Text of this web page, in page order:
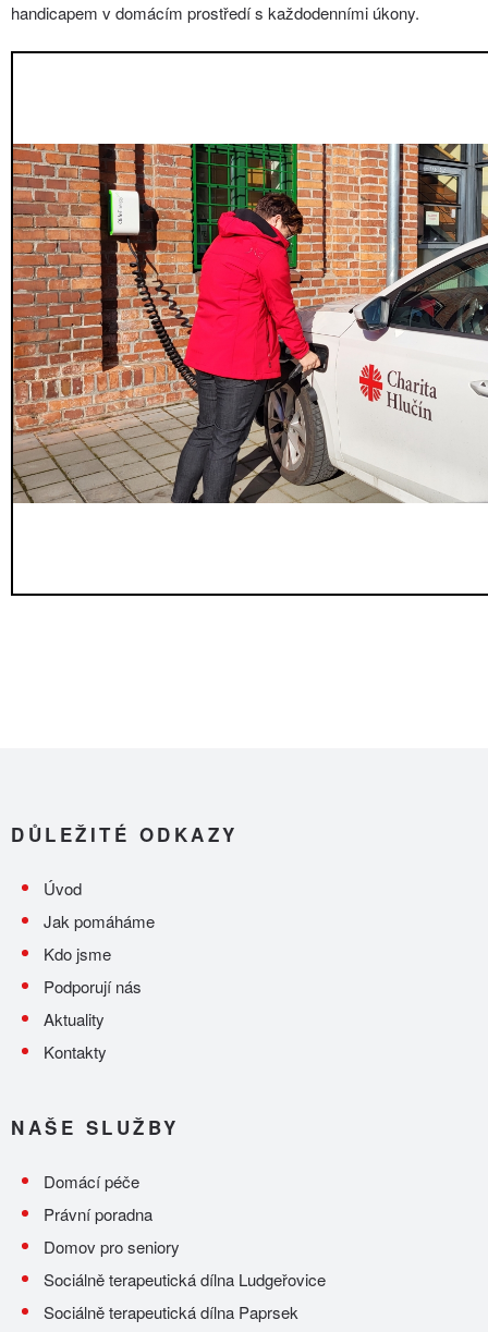
handicapem v domácím prostředí s každodenními úkony.
DŮLEŽITÉ ODKAZY
Úvod
Jak pomáháme
Kdo jsme
Podporují nás
Aktuality
Kontakty
NAŠE SLUŽBY
Domácí péče
Právní poradna
Domov pro seniory
Sociálně terapeutická dílna Ludgeřovice
Sociálně terapeutická dílna Paprsek